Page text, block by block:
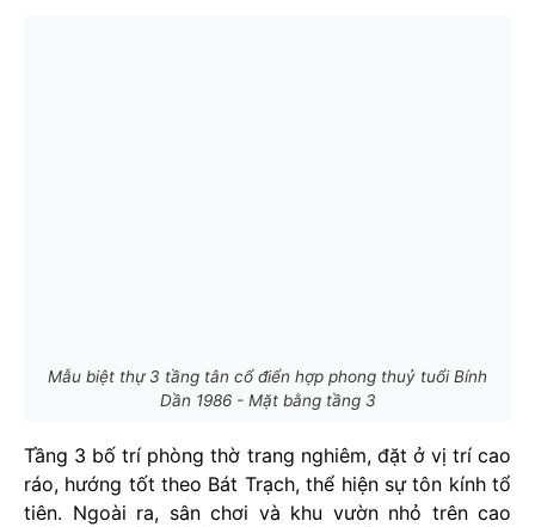
Mẫu biệt thự 3 tầng tân cổ điển hợp phong thuỷ tuổi Bính
Dần 1986 - Mặt bằng tầng 3
Tầng 3 bố trí phòng thờ trang nghiêm, đặt ở vị trí cao
ráo, hướng tốt theo Bát Trạch, thể hiện sự tôn kính tổ
tiên. Ngoài ra, sân chơi và khu vườn nhỏ trên cao